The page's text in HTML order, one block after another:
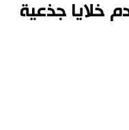
简体字
خلايا جذعية